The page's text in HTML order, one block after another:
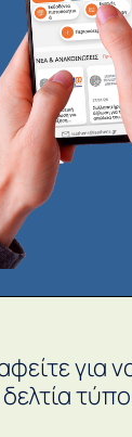
για